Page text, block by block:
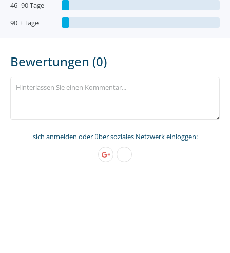
46 -90 Tage
90 + Tage
Bewertungen (0)
sich anmelden oder über soziales Netzwerk einloggen: